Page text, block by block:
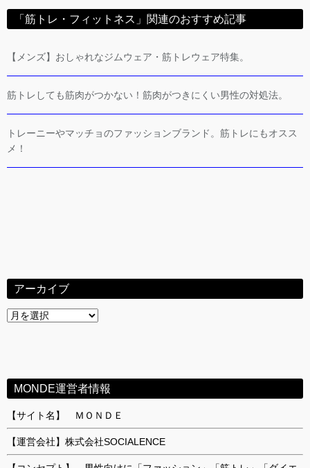
「筋トレ・フィットネス」関連のおすすめ記事
【メンズ】おしゃれなジムウェア・筋トレウェア特集。
筋トレしても筋肉がつかない！筋肉がつきにくい男性の対処法。
トレーニーやマッチョのファッションブランド。筋トレにもオスス
メ！
アーカイブ
ア
MONDE運営者情報
【サイト名】 ＭＯＮＤＥ
【運営会社】株式会社SOCIALENCE